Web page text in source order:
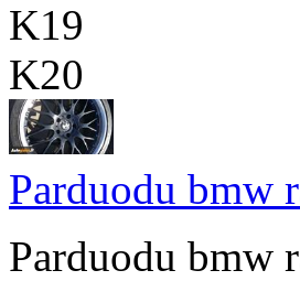
K19
K20
Parduodu bmw
Parduodu bmw